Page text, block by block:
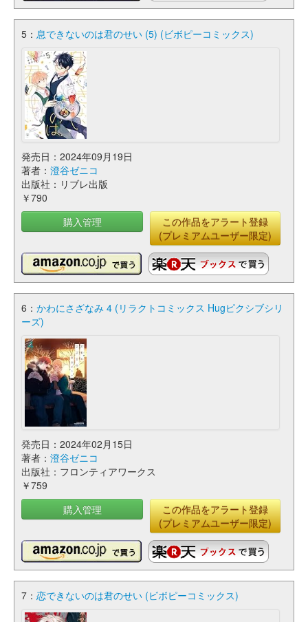
5： 息できないのは君のせい (5) (ビボピーコミックス)
発売日：2024年09月19日
著者： 澄谷ゼニコ
出版社：リブレ出版
￥790
購入管理
この作品をアラート登録
(プレミアムユーザー限定)
6： かわにさざなみ 4 (リラクトコミックス Hugピクシブシリ
ーズ)
発売日：2024年02月15日
著者： 澄谷ゼニコ
出版社：フロンティアワークス
￥759
購入管理
この作品をアラート登録
(プレミアムユーザー限定)
7： 恋できないのは君のせい (ビボピーコミックス)